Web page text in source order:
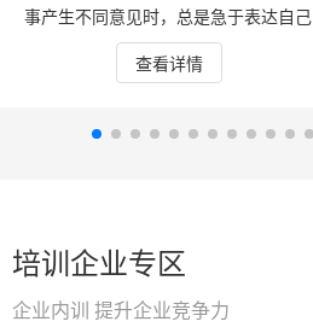
事产生不同意见时，总是急于表达自己
的想法，缺少包容、倾听他人的耐心。
在工作方式上，过去我简单把工作等同
准化作业，既不会主动优化流程，也很
观我自身，长期存在被动学习，只有遇
到问题才临时翻看资料，没有坚持更别
说其他的了，这次学习如同镜子，让我
查看详情
培训企业专区
企业内训 提升企业竞争力